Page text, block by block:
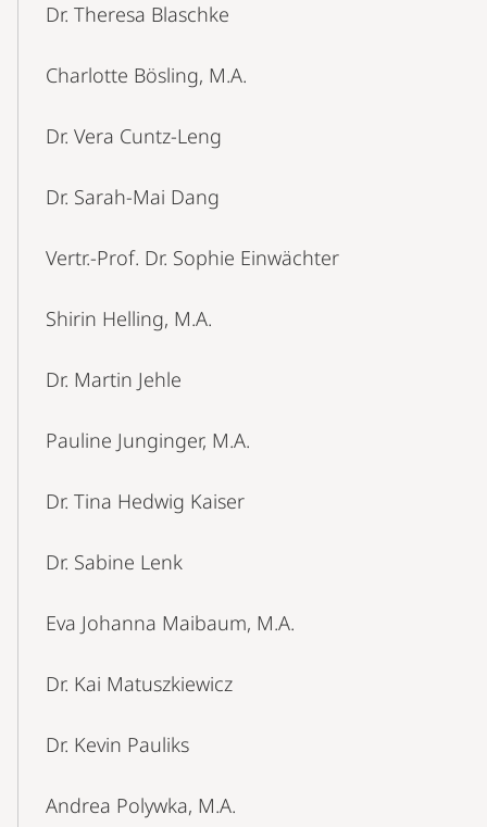
Dr. Theresa Blaschke
Charlotte Bösling, M.A.
Dr. Vera Cuntz-Leng
Dr. Sarah-Mai Dang
Vertr.-Prof. Dr. Sophie Einwächter
Shirin Helling, M.A.
Dr. Martin Jehle
Pauline Junginger, M.A.
Dr. Tina Hedwig Kaiser
Dr. Sabine Lenk
Eva Johanna Maibaum, M.A.
Dr. Kai Matuszkiewicz
Dr. Kevin Pauliks
Andrea Polywka, M.A.